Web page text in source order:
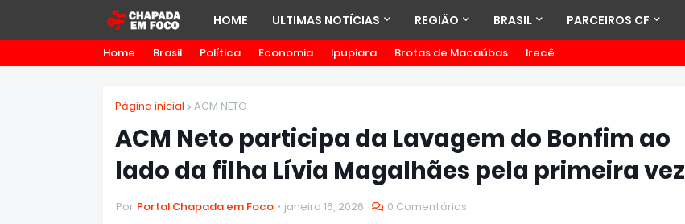
HOME ULTIMAS NOTÍCIAS REGIÃO BRASIL PARCEIROS CF
Home Brasil Política Economia Ipupiara Brotas de Macaúbas Irecê
Página inicial ACM NETO
ACM Neto participa da Lavagem do Bonfim ao
lado da filha Lívia Magalhães pela primeira vez
Por Portal Chapada em Foco janeiro 16, 2026 0 Comentários